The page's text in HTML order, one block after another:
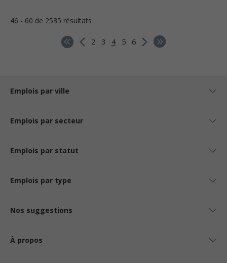
46 - 60 de 2535 résultats
2 3 4 5 6
Emplois par ville
Emplois par secteur
Emplois par statut
Emplois par type
Nos suggestions
À propos